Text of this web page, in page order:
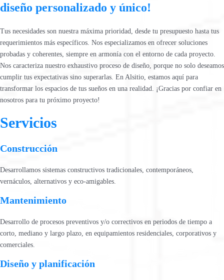
diseño personalizado y único!
Tus necesidades son nuestra máxima prioridad, desde tu presupuesto hasta tus
requerimientos más específicos. Nos especializamos en ofrecer soluciones
probadas y coherentes, siempre en armonía con el entorno de cada proyecto.
Nos caracteriza nuestro exhaustivo proceso de diseño, porque no solo deseamos
cumplir tus expectativas sino superarlas. En Alsitio, estamos aquí para
transformar los espacios de tus sueños en una realidad. ¡Gracias por confiar en
nosotros para tu próximo proyecto!
Servicios
Construcción
Desarrollamos sistemas constructivos tradicionales, contemporáneos,
vernáculos, alternativos y eco-amigables.
Mantenimiento
Desarrollo de procesos preventivos y/o correctivos en periodos de tiempo a
corto, mediano y largo plazo, en equipamientos residenciales, corporativos y
comerciales.
Diseño y planificación